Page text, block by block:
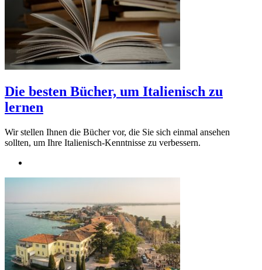
Die besten Bücher, um Italienisch zu
lernen
Wir stellen Ihnen die Bücher vor, die Sie sich einmal ansehen
sollten, um Ihre Italienisch-Kenntnisse zu verbessern.